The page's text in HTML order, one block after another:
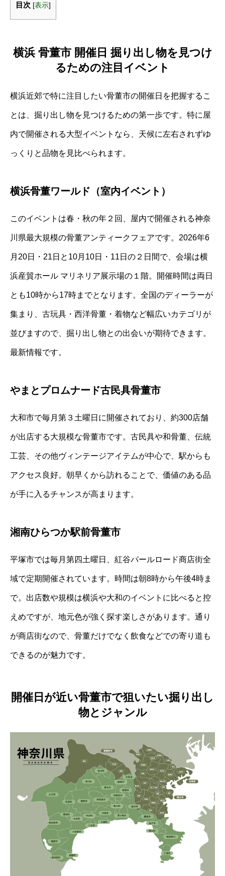
目次 [表示]
横浜 骨董市 開催日 掘り出し物を見つけ
るための注目イベント
横浜近郊で特に注目したい骨董市の開催日を把握するこ
とは、掘り出し物を見つけるための第一歩です。特に屋
内で開催される大型イベントなら、天候に左右されずゆ
っくりと品物を見比べられます。
横浜骨董ワールド（室内イベント）
このイベントは春・秋の年２回、屋内で開催される神奈
川県最大規模の骨董アンティークフェアです。2026年6
月20日・21日と10月10日・11日の２日間で、会場は横
浜産貿ホール マリネリア展示場の１階。開催時間は両日
とも10時から17時までとなります。全国のディーラーが
集まり、古玩具・西洋骨董・着物など幅広いカテゴリが
並びますので、掘り出し物との出会いが期待できます。
最新情報です。
やまとプロムナード古民具骨董市
大和市で毎月第３土曜日に開催されており、約300店舗
が出店する大規模な骨董市です。古民具や和骨董、伝統
工芸、その他ヴィンテージアイテムが中心で、駅からも
アクセス良好。朝早くから訪れることで、価値のある品
が手に入るチャンスが高まります。
湘南ひらつか駅前骨董市
平塚市では毎月第四土曜日、紅谷パールロード商店街全
域で定期開催されています。時間は朝8時から午後4時ま
で。出店数や規模は横浜や大和のイベントに比べると控
えめですが、地元色が強く探す楽しさがあります。通り
が商店街なので、骨董だけでなく飲食などでの寄り道も
できるのが魅力です。
開催日が近い骨董市で狙いたい掘り出し
物とジャンル